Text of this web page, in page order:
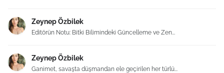
Zeynep Özbilek
Editörün Notu: Bitki Bilimindeki Güncelleme ve Zen...
Zeynep Özbilek
Ganimet, savaşta düşmandan ele geçirilen her türlü...